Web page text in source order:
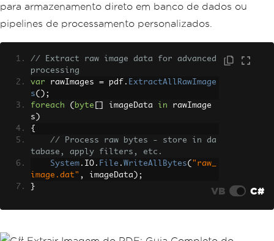
para armazenamento direto em banco de dados ou
pipelines de processamento personalizados.
// Extract raw image data for advanced
processing
var rawImages = pdf . ExtractAllRawImage
s();
foreach
( byte imageData in rawImage
s )
{
// Process raw bytes - store in da
tabase, apply filters, etc.
System . IO . File . WriteAllBytes( "raw_
image.dat" , imageData );
}
VB C#